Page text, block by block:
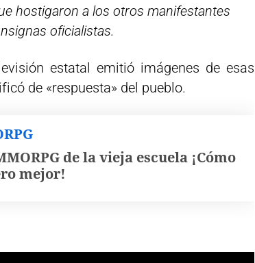
hostigaron a los otros manifestantes
oficialistas.
estatal emitió imágenes de esas
de «respuesta» del pueblo.
de la vieja escuela ¡Cómo
mejor!